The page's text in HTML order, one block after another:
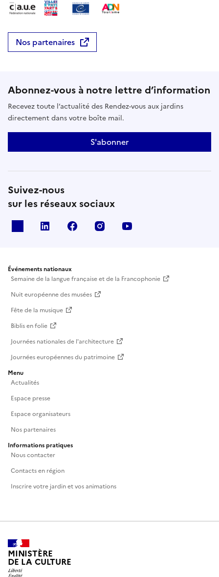
Nos partenaires
Abonnez-vous à notre lettre d’information
Recevez toute l’actualité des Rendez-vous aux jardins
directement dans votre boîte mail.
S'abonner
Suivez-nous
sur les réseaux sociaux
Linkedin Facebook Instagram
Événements nationaux
Semaine de la langue française et de la Francophonie
Nuit européenne des musées
Fête de la musique
Biblis en folie
Journées nationales de l'architecture
Journées européennes du patrimoine
Menu
Actualités
Espace presse
Espace organisateurs
Nos partenaires
Informations pratiques
Nous contacter
Contacts en région
Inscrire votre jardin et vos animations
MINISTÈRE
DE LA CULTURE